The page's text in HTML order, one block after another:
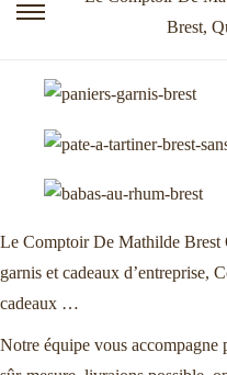
Le Comptoir De Mathilde Brest
garnis et cadeaux d’entreprise,
cadeaux …
Notre équipe vous